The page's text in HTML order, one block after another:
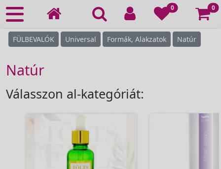
0 0
FÜLBEVALÓK Universal Formák, Alakzatok Natúr
Natúr
Válasszon al-kategóriát: